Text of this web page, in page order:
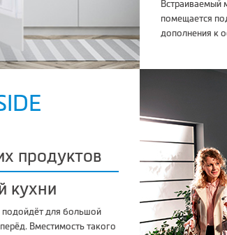
Встраиваемый
помещается
дополнения к
продуктов
кухни
подойдёт для большой
Вместимость такого